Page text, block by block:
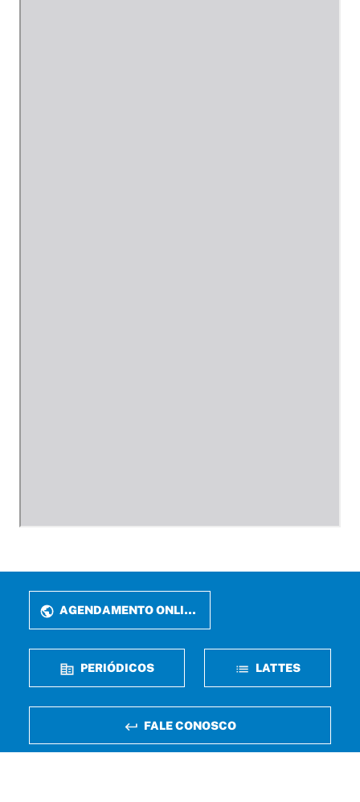
AGENDAMENTO ONLINE
PERIÓDICOS LATTES
FALE CONOSCO